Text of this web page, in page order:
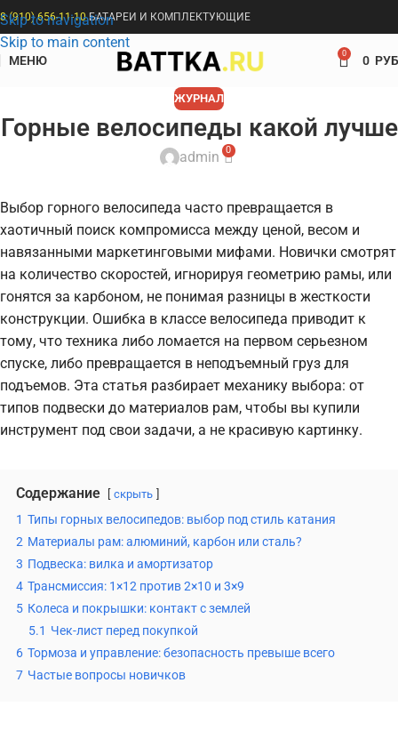
Skip to navigation
Skip to main content
8 (910) 656-11-10БАТАРЕИ И КОМПЛЕКТУЮЩИЕ
МЕНЮ 0 0
ЖУРНАЛ
Горные велосипеды какой лучше
admin 0
Выбор горного велосипеда часто превращается в
хаотичный поиск компромисса между ценой, весом и
навязанными маркетинговыми мифами. Новички смотрят
на количество скоростей, игнорируя геометрию рамы, или
гонятся за карбоном, не понимая разницы в жесткости
конструкции. Ошибка в классе велосипеда приводит к
тому, что техника либо ломается на первом серьезном
спуске, либо превращается в неподъемный груз для
подъемов. Эта статья разбирает механику выбора: от
типов подвески до материалов рам, чтобы вы купили
инструмент под свои задачи, а не красивую картинку.
Содержание скрыть
1 Типы горных велосипедов: выбор под стиль катания
2 Материалы рам: алюминий, карбон или сталь?
3 Подвеска: вилка и амортизатор
4 Трансмиссия: 1×12 против 2×10 и 3×9
5 Колеса и покрышки: контакт с землей
5.1 Чек-лист перед покупкой
6 Тормоза и управление: безопасность превыше всего
7 Частые вопросы новичков